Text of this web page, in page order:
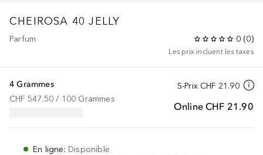
CHEIROSA 40 JELLY
Parfum 0 (0)
Les prix incluent les taxes
S-Prix CHF 21.90
Online CHF 21.90
4 Grammes
CHF 547.50 / 100 Grammes
En ligne: Disponible